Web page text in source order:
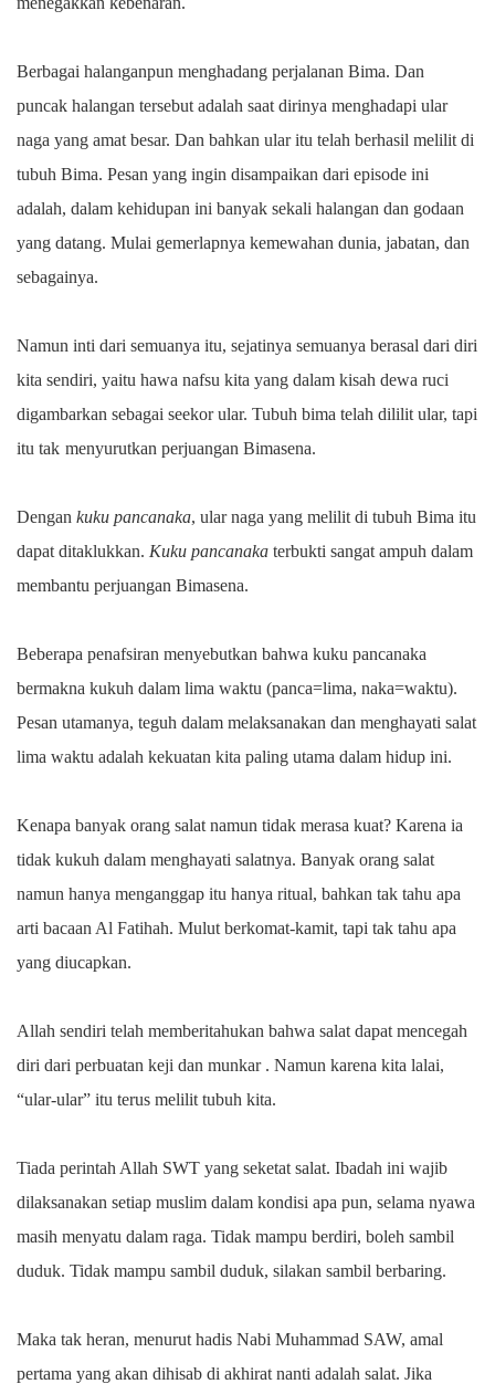
Berbagai halanganpun menghadang perjalanan Bima. Dan
puncak halangan tersebut adalah saat dirinya menghadapi ular
naga yang amat besar. Dan bahkan ular itu telah berhasil melilit di
tubuh Bima. Pesan yang ingin disampaikan dari episode ini
adalah, dalam kehidupan ini banyak sekali halangan dan godaan
yang datang. Mulai gemerlapnya kemewahan dunia, jabatan, dan
sebagainya.
Namun inti dari semuanya itu, sejatinya semuanya berasal dari diri
kita sendiri, yaitu hawa nafsu kita yang dalam kisah dewa ruci
digambarkan sebagai seekor ular. Tubuh bima telah dililit ular, tapi
itu tak menyurutkan perjuangan Bimasena.
Dengan kuku pancanaka, ular naga yang melilit di tubuh Bima itu
dapat ditaklukkan. Kuku pancanaka terbukti sangat ampuh dalam
membantu perjuangan Bimasena.
Beberapa penafsiran menyebutkan bahwa kuku pancanaka
bermakna kukuh dalam lima waktu (panca=lima, naka=waktu).
Pesan utamanya, teguh dalam melaksanakan dan menghayati salat
lima waktu adalah kekuatan kita paling utama dalam hidup ini.
Kenapa banyak orang salat namun tidak merasa kuat? Karena ia
tidak kukuh dalam menghayati salatnya. Banyak orang salat
namun hanya menganggap itu hanya ritual, bahkan tak tahu apa
arti bacaan Al Fatihah. Mulut berkomat-kamit, tapi tak tahu apa
yang diucapkan.
Allah sendiri telah memberitahukan bahwa salat dapat mencegah
diri dari perbuatan keji dan munkar . Namun karena kita lalai,
“ular-ular” itu terus melilit tubuh kita.
Tiada perintah Allah SWT yang seketat salat. Ibadah ini wajib
dilaksanakan setiap muslim dalam kondisi apa pun, selama nyawa
masih menyatu dalam raga. Tidak mampu berdiri, boleh sambil
duduk. Tidak mampu sambil duduk, silakan sambil berbaring.
Maka tak heran, menurut hadis Nabi Muhammad SAW, amal
pertama yang akan dihisab di akhirat nanti adalah salat. Jika